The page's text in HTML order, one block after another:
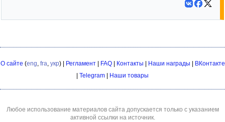
О сайте (eng, fra, укр) | Регламент| FAQ| Контакты Наши награды
ВКонтакте
Telegram Наши товары
Любое использование материалов сайта допускается только с указанием
активной ссылки на источник.